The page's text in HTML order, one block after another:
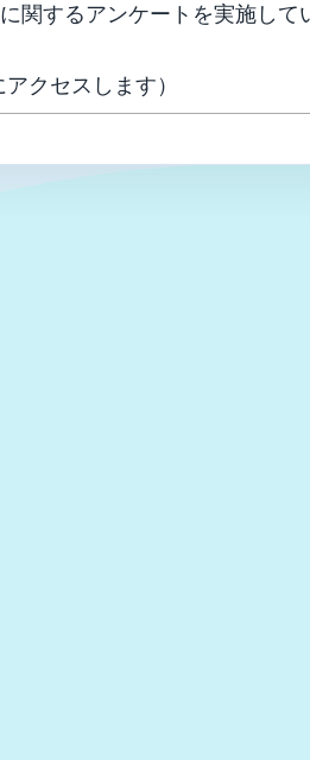
に関するアンケートを実施し
クセスします）